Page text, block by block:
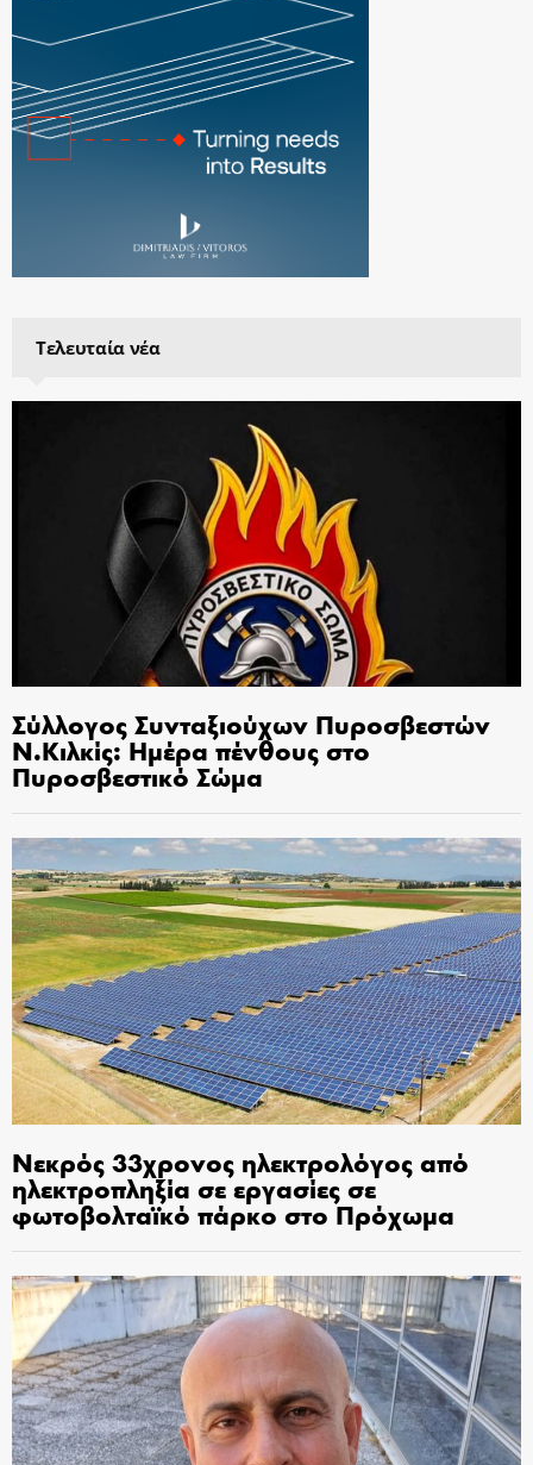
Τελευταία νέα
Σύλλογος Συνταξιούχων Πυροσβεστών
Ν.Κιλκίς: Ημέρα πένθους στο
Πυροσβεστικό Σώμα
Νεκρός 33χρονος ηλεκτρολόγος από
ηλεκτροπληξία σε εργασίες σε
φωτοβολταϊκό πάρκο στο Πρόχωμα